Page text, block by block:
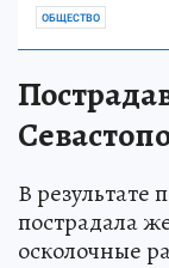
ОБЩЕСТВО
В результате
пострадала
осколочные